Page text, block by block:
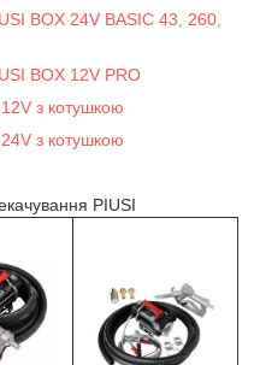
BOX 24V BASIC 43, 260,
BOX 12V PRO
з котушкою
з котушкою
PIUSI